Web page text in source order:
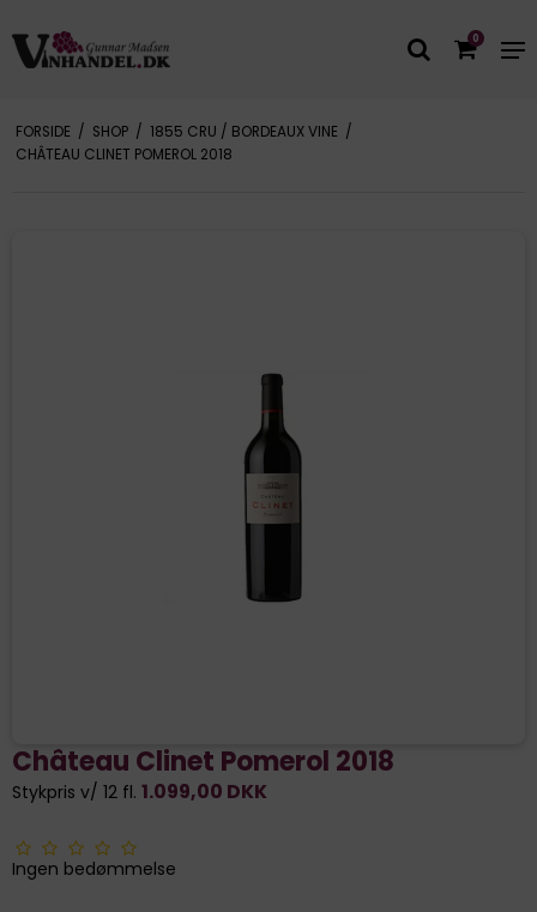
0
FORSIDE / SHOP / 1855 CRU / BORDEAUX VINE /
CHÂTEAU CLINET POMEROL 2018
Château Clinet Pomerol 2018
Stykpris v/ 12 fl. 1.099,00 DKK
Ingen bedømmelse